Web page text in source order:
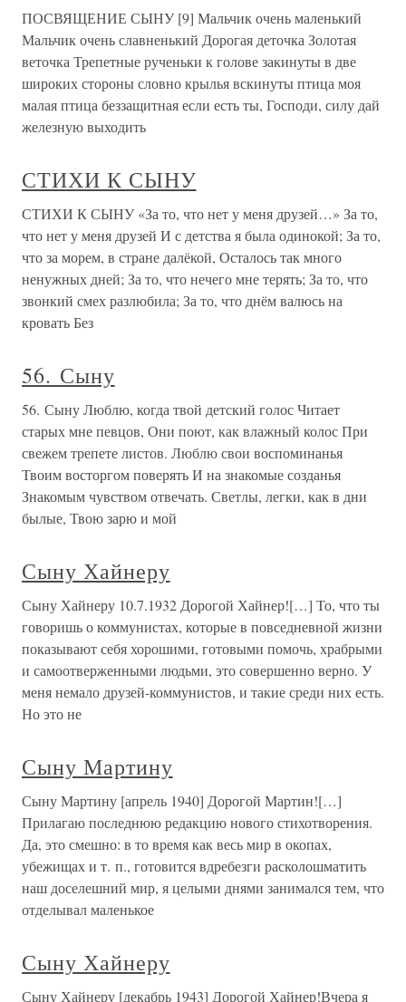
ПОСВЯЩЕНИЕ СЫНУ [9] Мальчик очень маленький
Мальчик очень славненький Дорогая деточка Золотая
веточка Трепетные рученьки к голове закинуты в две
широких стороны словно крылья вскинуты птица моя
малая птица беззащитная если есть ты, Господи, силу дай
железную выходить
СТИХИ К СЫНУ
СТИХИ К СЫНУ «За то, что нет у меня друзей…» За то,
что нет у меня друзей И с детства я была одинокой; За то,
что за морем, в стране далёкой, Осталось так много
ненужных дней; За то, что нечего мне терять; За то, что
звонкий смех разлюбила; За то, что днём валюсь на
кровать Без
56. Сыну
56. Сыну Люблю, когда твой детский голос Читает
старых мне певцов, Они поют, как влажный колос При
свежем трепете листов. Люблю свои воспоминанья
Твоим восторгом поверять И на знакомые созданья
Знакомым чувством отвечать. Светлы, легки, как в дни
былые, Твою зарю и мой
Сыну Хайнеру
Сыну Хайнеру 10.7.1932 Дорогой Хайнер![…] То, что ты
говоришь о коммунистах, которые в повседневной жизни
показывают себя хорошими, готовыми помочь, храбрыми
и самоотверженными людьми, это совершенно верно. У
меня немало друзей-коммунистов, и такие среди них есть.
Но это не
Сыну Мартину
Сыну Мартину [апрель 1940] Дорогой Мартин![…]
Прилагаю последнюю редакцию нового стихотворения.
Да, это смешно: в то время как весь мир в окопах,
убежищах и т. п., готовится вдребезги расколошматить
наш доселешний мир, я целыми днями занимался тем, что
отделывал маленькое
Сыну Хайнеру
Сыну Хайнеру [декабрь 1943] Дорогой Хайнер!Вчера я